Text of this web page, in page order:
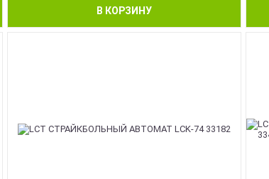
В КОРЗИНУ